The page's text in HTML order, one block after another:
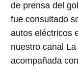
de prensa del
fue consultado
autos eléctricos
nuestro canal
acompañada